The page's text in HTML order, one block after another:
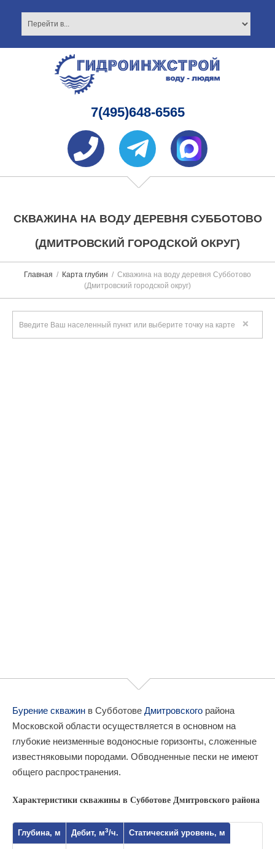
7(495)648-6565
СКВАЖИНА НА ВОДУ ДЕРЕВНЯ СУББОТОВО
(ДМИТРОВСКИЙ ГОРОДСКОЙ ОКРУГ)
Главная Карта глубин
Скважина на воду деревня Субботово
(Дмитровский городской округ)
Бурение скважин в Субботове Дмитровского района
Московской области осуществляется в основном на
глубокие неизменные водоносные горизонты, сложенные
известняковыми породами. Обводненные пески не имеют
общего распространения.
Характеристики скважины в Субботове Дмитровского района
Глубина, м Дебит, м3/ч. Статический уровень, м